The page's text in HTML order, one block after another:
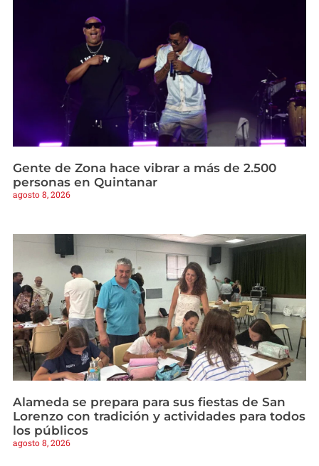
Gente de Zona hace vibrar a más de 2.500
personas en Quintanar
agosto 8, 2026
Alameda se prepara para sus fiestas de San
Lorenzo con tradición y actividades para todos
los públicos
agosto 8, 2026